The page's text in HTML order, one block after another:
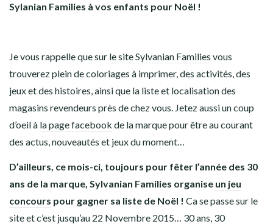
Sylanian Families à vos enfants pour Noël !
Je vous rappelle que sur le site Sylvanian Families vous
trouverez plein de coloriages à imprimer, des activités, des
jeux et des histoires, ainsi que la liste et localisation des
magasins revendeurs près de chez vous. Jetez aussi un coup
d’oeil à la page facebook de la marque pour être au courant
des actus, nouveautés et jeux du moment…
D’ailleurs, ce mois-ci, toujours pour fêter l’année des 30
ans de la marque, Sylvanian Families organise un jeu
concours pour gagner sa liste de Noël ! Ca se passe sur le
site et c’est jusqu’au 22 Novembre 2015… 30 ans, 30